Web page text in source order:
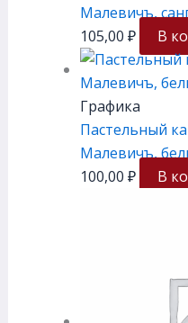
Малевичъ,
105,00 ₽ В
Графика
Пастельный
Малевичъ,
100,00 ₽ В